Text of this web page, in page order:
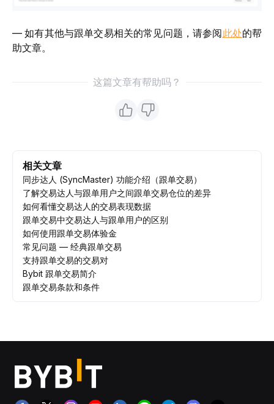
— 如有其他与跟单交易相关的常见问题，请参阅此处的帮
助文章。
这篇文章有帮助吗？
相关文章
同步达人 (SyncMaster) 功能介绍（跟单交易）
了解交易达人与跟单用户之间跟单交易仓位的差异
如何看懂交易达人的交易表现数据
跟单交易中交易达人与跟单用户的区别
如何使用跟单交易体验金
常见问题 — 经典跟单交易
支持跟单交易的交易对
Bybit 跟单交易简介
跟单交易条款和条件